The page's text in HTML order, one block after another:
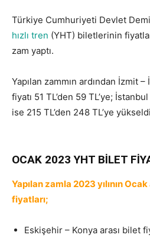
Türkiye Cumhuriyeti Devlet
hızlı tren (YHT) biletlerinin
zam yaptı.
Yapılan zammın ardından İzmit
fiyatı 51 TL’den 59 TL’ye;
ise 215 TL’den 248 TL’ye
OCAK 2023 YHT BİLET
Yapılan zamla 2023 yılının
fiyatları;
Eskişehir – Konya arası bilet